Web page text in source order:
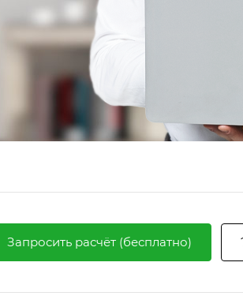
Запросить расчёт (бесплатно)